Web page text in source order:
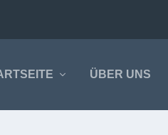
ÜBER UNS